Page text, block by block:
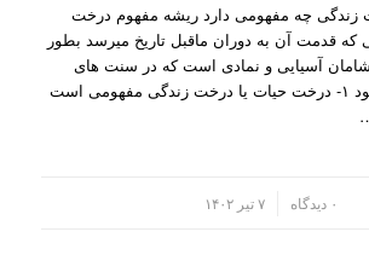
زندگی چه مفهومی دارد ریشه مفهوم درخت
که قدمت آن به دوران ماقبل تاریخ میرسد بطور
آسیایی و نمادی است که در سنت های
بسیاری یافت می شود ۱- درخت حیات یا درخت زندگی مفهومی است
۰ دیدگاه ۷ تیر ۱۴۰۲